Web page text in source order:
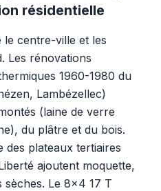
résidentielle
le centre-ville et les
Les rénovations
1960-1980 du
Lambézellec)
(laine de verre
du plâtre et du bois.
des plateaux tertiaires
ajoutent moquette,
Le 8x4 17 T